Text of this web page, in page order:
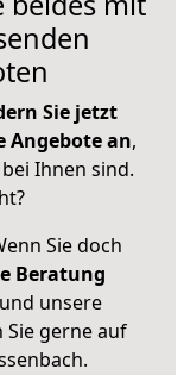
Sie jetzt
Angebote an,
Ihnen sind.
Sie doch
Beratung
unsere
gerne auf